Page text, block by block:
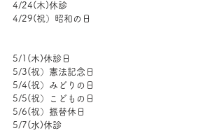
4/24(木)休診
4/29(祝）昭和の日
5/1(木)休診日
5/3(祝）憲法記念日
5/4(祝）みどりの日
5/5(祝）こどもの日
5/6(祝）振替休日
5/7(水)休診